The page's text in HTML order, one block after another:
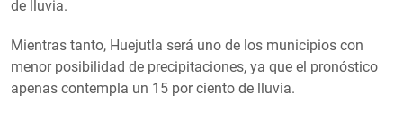
de lluvia.
Mientras tanto, Huejutla será uno de los municipios con
menor posibilidad de precipitaciones, ya que el pronóstico
apenas contempla un 15 por ciento de lluvia.